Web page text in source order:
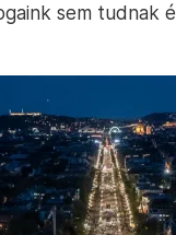
sem tudnak